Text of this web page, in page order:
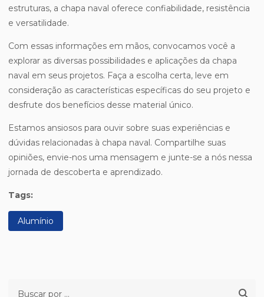
estruturas, a chapa naval oferece confiabilidade, resistência
e versatilidade.
Com essas informações em mãos, convocamos você a
explorar as diversas possibilidades e aplicações da chapa
naval em seus projetos. Faça a escolha certa, leve em
consideração as características específicas do seu projeto e
desfrute dos benefícios desse material único.
Estamos ansiosos para ouvir sobre suas experiências e
dúvidas relacionadas à chapa naval. Compartilhe suas
opiniões, envie-nos uma mensagem e junte-se a nós nessa
jornada de descoberta e aprendizado.
Tags:
Alumínio